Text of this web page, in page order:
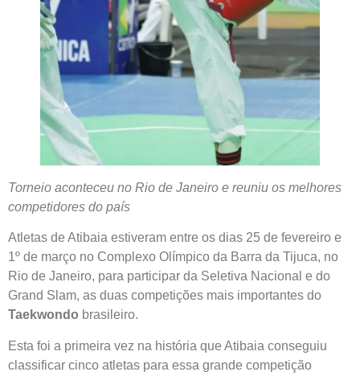
Torneio aconteceu no Rio de Janeiro e reuniu os melhores
competidores do país
Atletas de Atibaia estiveram entre os dias 25 de fevereiro e
1º de março no Complexo Olímpico da Barra da Tijuca, no
Rio de Janeiro, para participar da Seletiva Nacional e do
Grand Slam, as duas competições mais importantes do
Taekwondo brasileiro.
Esta foi a primeira vez na história que Atibaia conseguiu
classificar cinco atletas para essa grande competição